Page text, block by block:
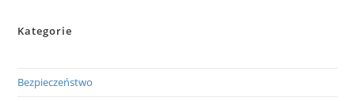
Kategorie
Bezpieczeństwo